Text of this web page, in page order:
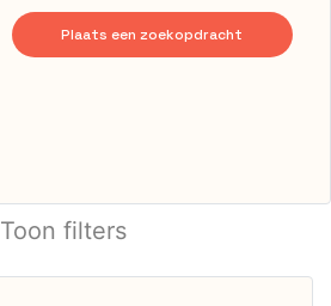
Plaats een zoekopdracht
Toon filters